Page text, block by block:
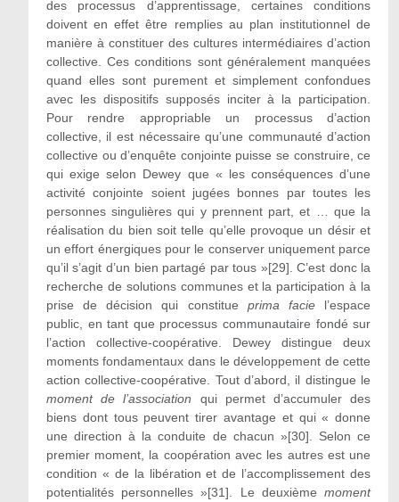
des processus d’apprentissage, certaines conditions
doivent en effet être remplies au plan institutionnel de
manière à constituer des cultures intermédiaires d’action
collective. Ces conditions sont généralement manquées
quand elles sont purement et simplement confondues
avec les dispositifs supposés inciter à la participation.
Pour rendre appropriable un processus d’action
collective, il est nécessaire qu’une communauté d’action
collective ou d’enquête conjointe puisse se construire, ce
qui exige selon Dewey que « les conséquences d’une
activité conjointe soient jugées bonnes par toutes les
personnes singulières qui y prennent part, et … que la
réalisation du bien soit telle qu’elle provoque un désir et
un effort énergiques pour le conserver uniquement parce
qu’il s’agit d’un bien partagé par tous »[29]. C’est donc la
recherche de solutions communes et la participation à la
prise de décision qui constitue prima facie l’espace
public, en tant que processus communautaire fondé sur
l’action collective-coopérative. Dewey distingue deux
moments fondamentaux dans le développement de cette
action collective-coopérative. Tout d’abord, il distingue le
moment de l’association qui permet d’accumuler des
biens dont tous peuvent tirer avantage et qui « donne
une direction à la conduite de chacun »[30]. Selon ce
premier moment, la coopération avec les autres est une
condition « de la libération et de l’accomplissement des
potentialités personnelles »[31]. Le deuxièmemoment